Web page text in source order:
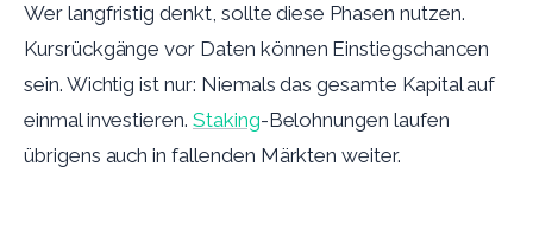
Wer langfristig denkt, sollte diese Phasen nutzen.
Kursrückgänge vor Daten können Einstiegschancen
sein. Wichtig ist nur: Niemals das gesamte Kapital auf
einmal investieren. Staking-Belohnungen laufen
übrigens auch in fallenden Märkten weiter.